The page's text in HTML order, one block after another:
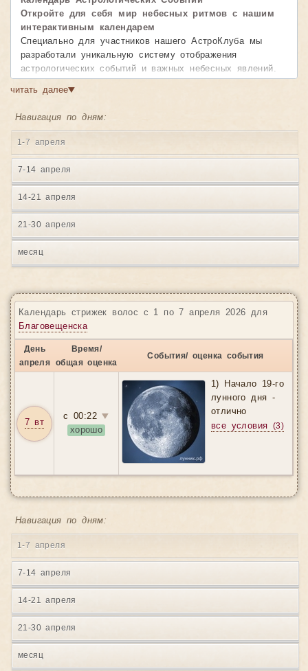
Откройте для себя мир небесных ритмов с нашим
интерактивным календарем
Специально для участников нашего АстроКлуба мы
разработали уникальную систему отображения
астрологических событий и важных небесных явлений.
космических влияний, позволяя вам планировать свою
Возможности календаря:
начала и завершения каждого астрологического явления
• Удобная навигация— легко перелистывайте месяцы
и находите нужные даты
• Наглядное представление— все события
отображаются в понятном и красивом формате
• Продолжительность явлений— видите, как долго
будет действовать то или иное космическое влияние
планет, аспекты, ингрессии и другие значимые
астрологические события. Незаменимый инструмент для
практикующих астрологов и всех, кто стремится жить в
согласии с космическими ритмами.
→
Ниже представлен скриншот интерфейса.
читать далее▼
Навигация по дням:
1-7 апреля
7-14 апреля
14-21 апреля
21-30 апреля
месяц
Календарь стрижек волос с 1 по 7 апреля 2026 для
Благовещенска
День
апреля
Время/
общая оценка
События/ оценка события
7 вт
с 00:22▼
хорошо
1) Начало 19-го
лунного дня -
отлично
все условия (3)
Навигация по дням:
1-7 апреля
7-14 апреля
14-21 апреля
21-30 апреля
месяц